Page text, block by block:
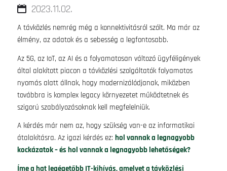
2023.11.02.
A távközlés nemrég még a konnektivitásról szólt. Ma már az
élmény, az adatok és a sebesség a legfontosabb.
Az 5G, az IoT, az AI és a folyamatosan változó ügyféligények
által alakított piacon a távközlési szolgáltatók folyamatos
nyomás alatt állnak, hogy modernizálódjanak, miközben
továbbra is komplex legacy környezetet működtetnek és
szigorú szabályozásoknak kell megfelelniük.
A kérdés már nem az, hogy szükség van-e az informatikai
átalakításra. Az igazi kérdés ez: hol vannak a legnagyobb
kockázatok – és hol vannak a legnagyobb lehetőségek?
Íme a hat legégetőbb IT-kihívás, amelyet a távközlési